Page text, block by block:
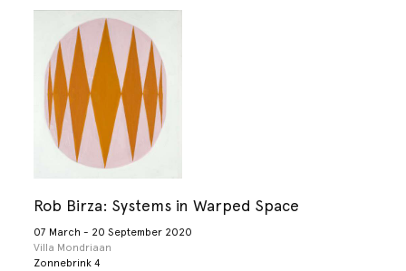
Rob Birza: Systems in Warped Space
07 March - 20 September 2020
Villa Mondriaan
Zonnebrink 4